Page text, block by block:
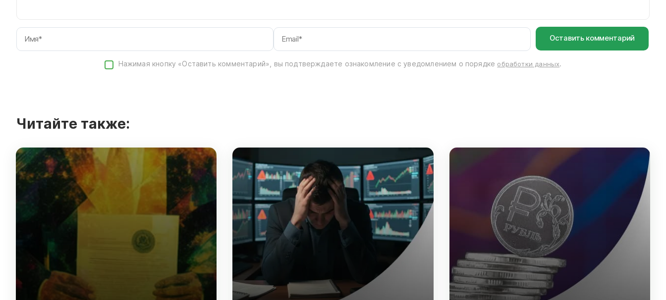
Имя* Email*
Нажимая кнопку «Оставить комментарий», вы подтверждаете ознакомление с уведомлением о порядке обработки данных.
Читайте также: